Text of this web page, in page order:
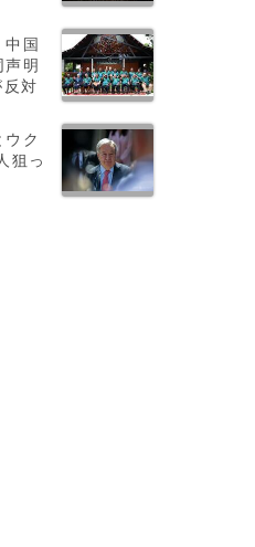
中国
声明
対
ウク
狙っ